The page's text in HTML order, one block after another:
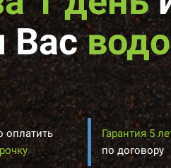
Вас
Гарантия 5
по договору